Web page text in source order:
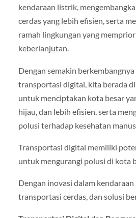
kendaraan listrik,
cerdas yang lebih efisien, serta
ramah lingkungan yang
keberlanjutan.
Dengan semakin
transportasi digital, kita berada
untuk menciptakan kota besar
hijau, dan lebih efisien, serta
polusi terhadap kesehatan
Transportasi digital memiliki
untuk mengurangi polusi di kota
Dengan inovasi dalam
transportasi cerdas, dan solusi